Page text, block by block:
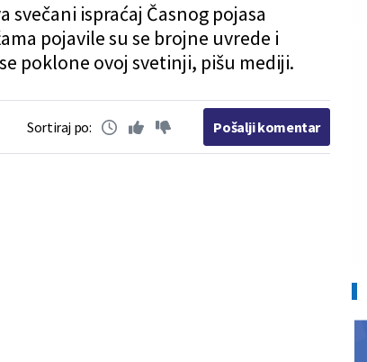
svečani ispraćaj Časnog pojasa
pojavile su se brojne uvrede i
poklone ovoj svetinji, pišu mediji.
Sortiraj po: Pošalji komentar